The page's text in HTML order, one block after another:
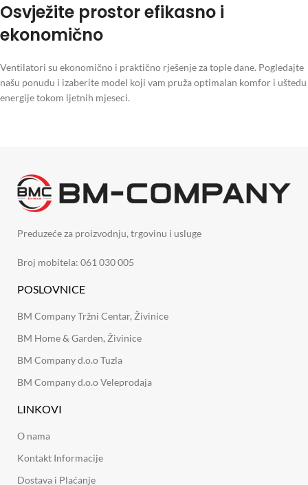
Osvježite prostor efikasno i
ekonomično
Ventilatori su ekonomično i praktično rješenje za tople dane. Pogledajte
našu ponudu i izaberite model koji vam pruža optimalan komfor i uštedu
energije tokom ljetnih mjeseci.
Preduzeće za proizvodnju, trgovinu i usluge
Broj mobitela: 061 030 005
POSLOVNICE
BM Company Tržni Centar, Živinice
BM Home & Garden, Živinice
BM Company d.o.o Tuzla
BM Company d.o.o Veleprodaja
LINKOVI
O nama
Kontakt Informacije
Dostava i Plaćanje